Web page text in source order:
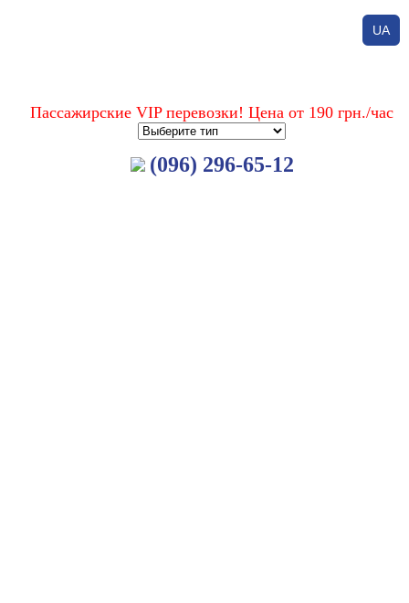
Пассажирские VIP перевозки! Цена от 190 грн./час
(096) 296-65-12
UA